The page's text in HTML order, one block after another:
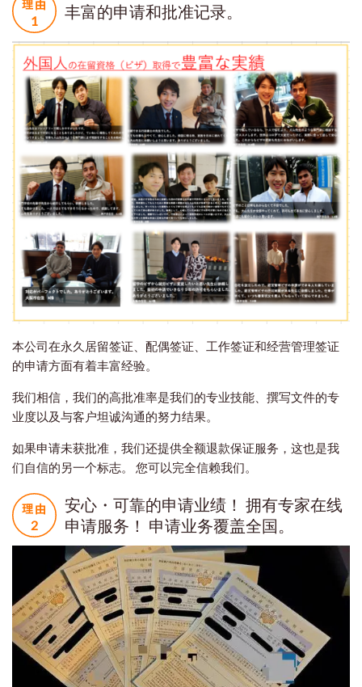
丰富的申请和批准记录。
本公司在永久居留签证、配偶签证、工作签证和经营管理签证
的申请方面有着丰富经验。
我们相信，我们的高批准率是我们的专业技能、撰写文件的专
业度以及与客户坦诚沟通的努力结果。
如果申请未获批准，我们还提供全额退款保证服务，这也是我
们自信的另一个标志。 您可以完全信赖我们。
安心・可靠的申请业绩！ 拥有专家在线
申请服务！ 申请业务覆盖全国。